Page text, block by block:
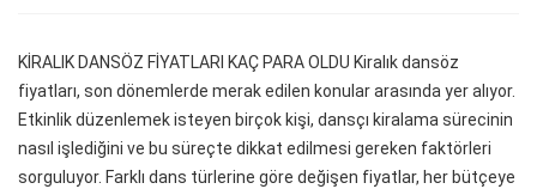
KİRALIK DANSÖZ FİYATLARI KAÇ PARA OLDU Kiralık dansöz
fiyatları, son dönemlerde merak edilen konular arasında yer alıyor.
Etkinlik düzenlemek isteyen birçok kişi, dansçı kiralama sürecinin
nasıl işlediğini ve bu süreçte dikkat edilmesi gereken faktörleri
sorguluyor. Farklı dans türlerine göre değişen fiyatlar, her bütçeye